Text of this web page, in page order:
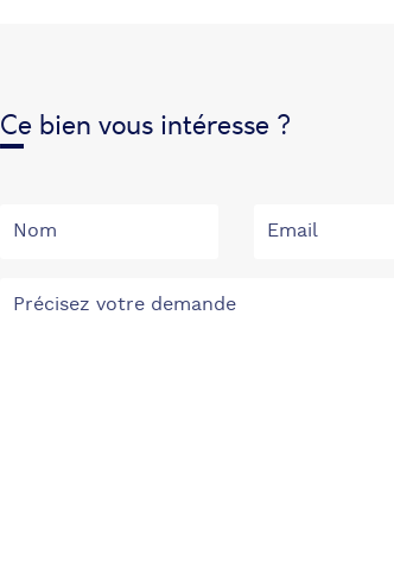
Ce bien vous intéresse ?